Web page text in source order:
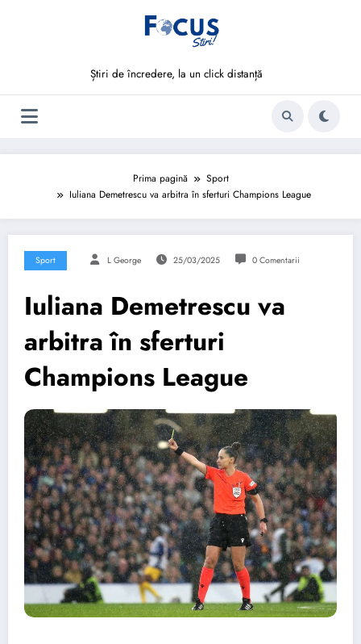
Știri de încredere, la un click distanță
Prima pagină
Sport
Iuliana Demetrescu va arbitra în sferturi Champions League
Sport L George 25/03/2025 0 Comentarii
Iuliana Demetrescu va
arbitra în sferturi
Champions League